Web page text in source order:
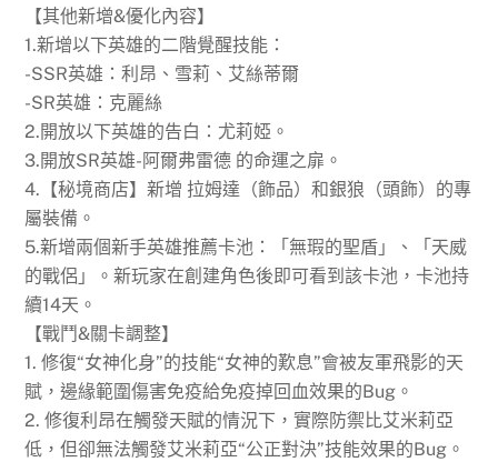
【其他新增&優化內容】
1.新增以下英雄的二階覺醒技能：
-SSR英雄：利昂、雪莉、艾絲蒂爾
-SR英雄：克麗絲
2.開放以下英雄的告白：尤莉婭。
3.開放SR英雄-阿爾弗雷德 的命運之扉。
4.【秘境商店】新增 拉姆達（飾品）和銀狼（頭飾）的專
屬裝備。
5.新增兩個新手英雄推薦卡池：「無瑕的聖盾」、「天威
的戰侶」。新玩家在創建角色後即可看到該卡池，卡池持
續14天。
【戰鬥&關卡調整】
1. 修復“女神化身”的技能“女神的歎息”會被友軍飛影的天
賦，邊緣範圍傷害免疫給免疫掉回血效果的Bug。
2. 修復利昂在觸發天賦的情況下，實際防禦比艾米莉亞
低，但卻無法觸發艾米莉亞“公正對決”技能效果的Bug。